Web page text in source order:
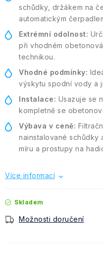
schůdky, držákem na
automatickým
Extrémní odolnost:
při vhodném
technikou.
Vhodné podmínky:
výskytu spodní vody a
Instalace: Usazuje se
kompletně se
Výbava v ceně:
nainstalované
míru a prostupy na
Více informací
Skladem
Možnosti doručení